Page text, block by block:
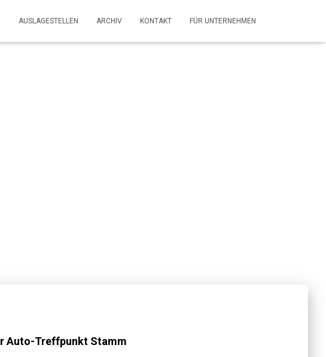
AUSLAGESTELLEN ARCHIV KONTAKT FÜR UNTERNEHMEN
Auto-Treffpunkt Stamm